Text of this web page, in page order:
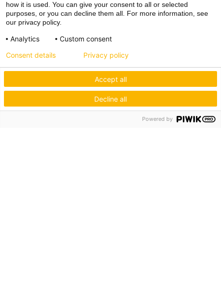
how it is used. You can give your consent to all or selected
purposes, or you can decline them all. For more information, see
our privacy policy.
Analytics Custom consent
Accept all
Decline all
Consent details Privacy policy
Powered by